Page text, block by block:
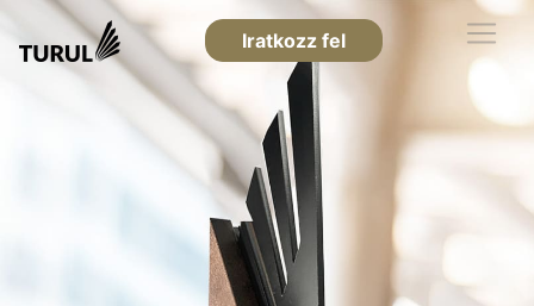
Iratkozz fel